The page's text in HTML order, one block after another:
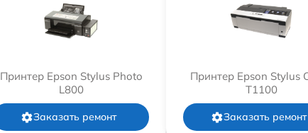
Принтер Epson Stylus Photo
L800
Заказать ремонт
Принтер Epson Stylus
T1100
Заказать ремонт